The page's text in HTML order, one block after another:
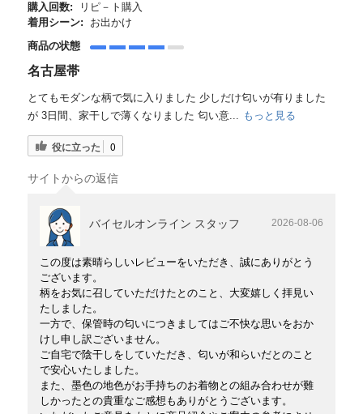
購入回数:
リピ－ト購入
着用シーン:
お出かけ
商品の状態
名古屋帯
とてもモダンな柄で気に入りました 少しだけ匂いが有りました
が 3日間、家干しで薄くなりました 匂い意... もっと見る
役に立った 0
サイトからの返信
バイセルオンライン スタッフ 2026-08-06
この度は素晴らしいレビューをいただき、誠にありがとう
ございます。
柄をお気に召していただけたとのこと、大変嬉しく拝見い
たしました。
一方で、保管時の匂いにつきましてはご不快な思いをおか
けし申し訳ございません。
ご自宅で陰干しをしていただき、匂いが和らいだとのこと
で安心いたしました。
また、墨色の地色がお手持ちのお着物との組み合わせが難
しかったとの貴重なご感想もありがとうございます。